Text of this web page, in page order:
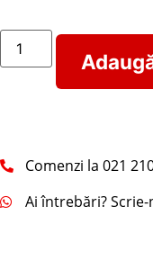
Comenzi la 021
Ai întrebări?